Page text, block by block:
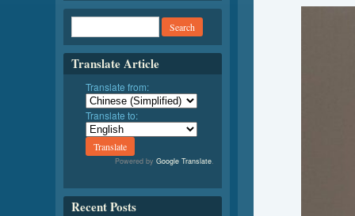
Translate Article
Translate from:
Translate to:
Powered by Google Translate.
Recent Posts